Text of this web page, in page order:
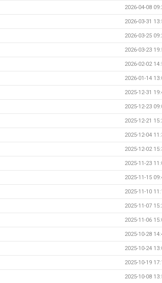
2026-04-08
2026-03-31
2026-03-25
2026-03-23
2026-02-02
2026-01-14
2025-12-31
2025-12-23
2025-12-21
2025-12-04
2025-12-02
2025-11-23
2025-11-15
2025-11-10
2025-11-07
2025-11-06
2025-10-28
2025-10-24
2025-10-19
2025-10-08